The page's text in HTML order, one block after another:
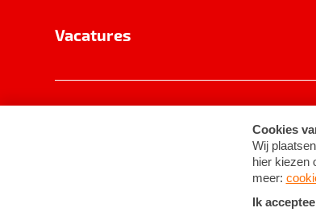
Vacatures
Cookie-instellingen